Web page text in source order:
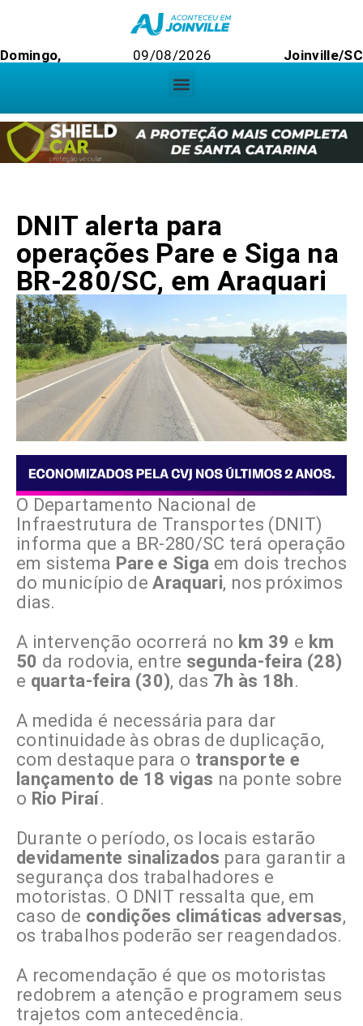
Domingo, 09/08/2026 Joinville/SC
DNIT alerta para
operações Pare e Siga na
BR-280/SC, em Araquari
O Departamento Nacional de
Infraestrutura de Transportes (DNIT)
informa que a BR-280/SC terá operação
em sistema Pare e Siga em dois trechos
do município deAraquari, nos próximos
dias.
A intervenção ocorrerá no km 39 e km
50 da rodovia, entre segunda-feira (28)
e quarta-feira (30), das 7h às 18h.
A medida é necessária para dar
continuidade às obras de duplicação,
com destaque para o transporte e
lançamento de 18 vigas na ponte sobre
o Rio Piraí.
Durante o período, os locais estarão
devidamente sinalizados para garantir a
segurança dos trabalhadores e
motoristas. O DNIT ressalta que, em
caso de condições climáticas adversas,
os trabalhos poderão ser reagendados.
A recomendação é que os motoristas
redobrem a atenção e programem seus
trajetos com antecedência.